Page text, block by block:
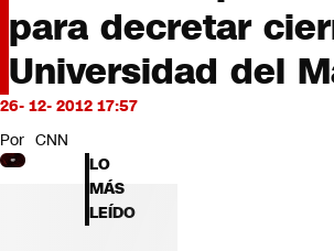
Cultura
Servicios
Bits
CNN tiempo
Futuro 360
Opinión
para decretar
Universidad del
26- 12- 2012 17:57
Por CNN
LO
MÁS
LEÍDO